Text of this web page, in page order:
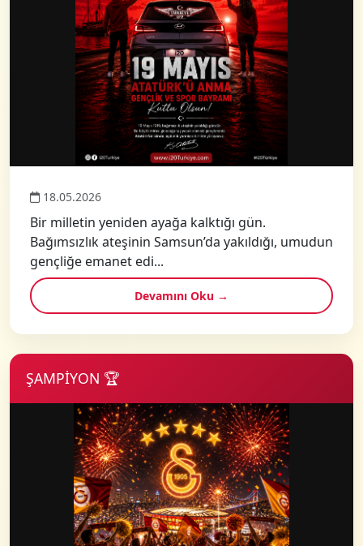
18.05.2026
Bir milletin yeniden ayağa kalktığı gün.
Bağımsızlık ateşinin Samsun’da yakıldığı, umudun
gençliğe emanet edi...
Devamını Oku →
ŞAMPİYON 🏆